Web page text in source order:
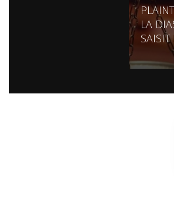
LA
SAISIT